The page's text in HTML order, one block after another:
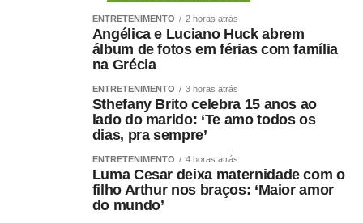
como hipertensão, diabetes, apneia do sono e colesterol
elevado afetam os vasos sanguíneos que irrigam tanto o
coração quanto o cérebro.
Por isso, preservar músculo é muito mais do que uma
questão estética. É uma estratégia de proteção
metabólica, cardiovascular, funcional e possivelmente
Como enfrentar
ENTRETENIMENTO 2 horas atrás
Angélica e Luciano Huck abrem
álbum de fotos em férias com família
na Grécia
ENTRETENIMENTO 3 horas atrás
Sthefany Brito celebra 15 anos ao
lado do marido: ‘Te amo todos os
dias, pra sempre’
ENTRETENIMENTO 4 horas atrás
Luma Cesar deixa maternidade com o
filho Arthur nos braços: ‘Maior amor
do mundo’